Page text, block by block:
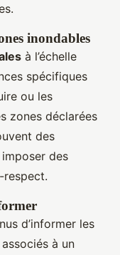
inondables
à l’échelle
spécifiques
ou les
zones déclarées
des
des
respect.
d’informer les
à un